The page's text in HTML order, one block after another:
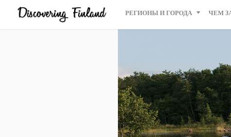
РЕГИОНЫ И ГОРОДА ЧЕМ